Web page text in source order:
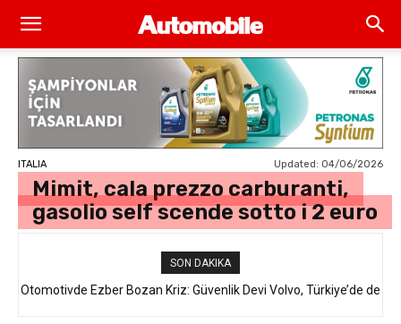
ITALIA Updated: 04/06/2026
Mimit, cala prezzo carburanti,
gasolio self scende sotto i 2 euro
SON DAKIKA
Otomotivde Ezber Bozan Kriz: Güvenlik Devi Volvo, Türkiye’de de